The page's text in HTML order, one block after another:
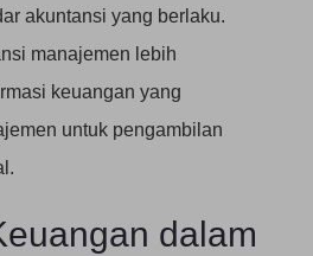
akuntansi yang berlaku.
manajemen lebih
keuangan yang
untuk pengambilan
dalam